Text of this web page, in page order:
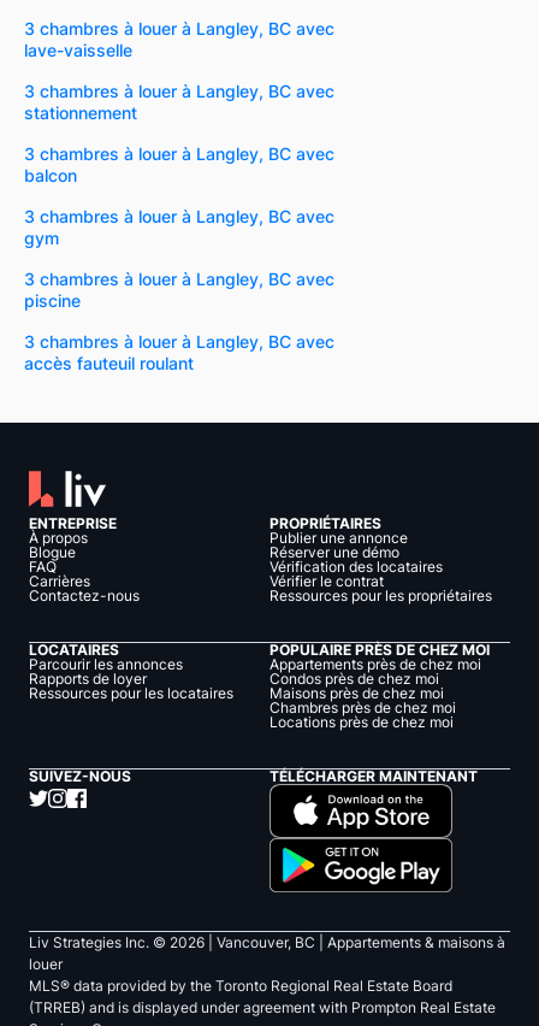
3 chambres à louer à Langley, BC avec
lave-vaisselle
3 chambres à louer à Langley, BC avec
stationnement
3 chambres à louer à Langley, BC avec
balcon
3 chambres à louer à Langley, BC avec
gym
3 chambres à louer à Langley, BC avec
piscine
3 chambres à louer à Langley, BC avec
accès fauteuil roulant
ENTREPRISE
À propos
Blogue
FAQ
Carrières
Contactez-nous
PROPRIÉTAIRES
Publier une annonce
Réserver une démo
Vérification des locataires
Vérifier le contrat
Ressources pour les propriétaires
LOCATAIRES
Parcourir les annonces
Rapports de loyer
Ressources pour les locataires
POPULAIRE PRÈS DE CHEZ MOI
Appartements près de chez moi
Condos près de chez moi
Maisons près de chez moi
Chambres près de chez moi
Locations près de chez moi
SUIVEZ-NOUS TÉLÉCHARGER MAINTENANT
Liv Strategies Inc. © 2026 | Vancouver, BC |
Appartements & maisons à
louer
MLS® data provided by the Toronto Regional Real Estate Board
(TRREB) and is displayed under agreement with Prompton Real Estate